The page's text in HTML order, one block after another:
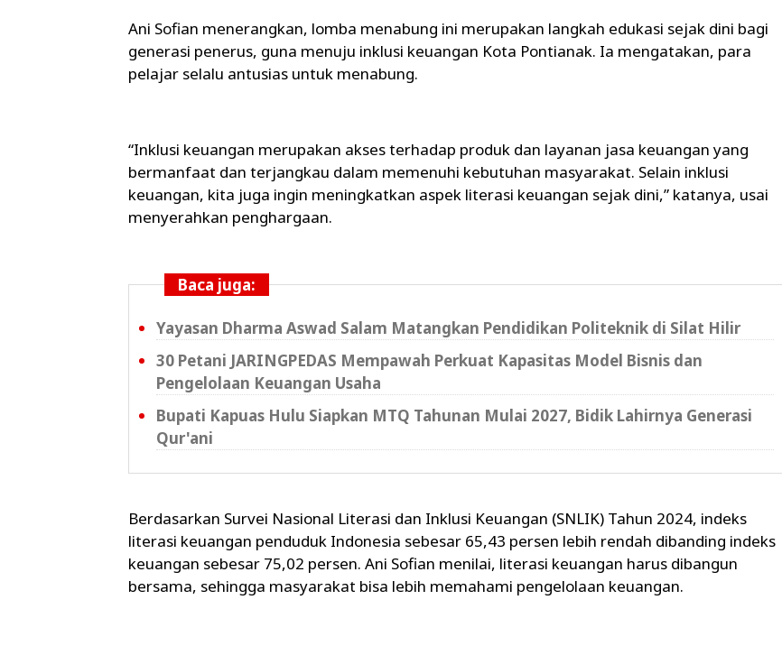
Ani Sofian menerangkan, lomba menabung ini merupakan langkah edukasi sejak dini bagi
generasi penerus, guna menuju inklusi keuangan Kota Pontianak. Ia mengatakan, para
pelajar selalu antusias untuk menabung.
“Inklusi keuangan merupakan akses terhadap produk dan layanan jasa keuangan yang
bermanfaat dan terjangkau dalam memenuhi kebutuhan masyarakat. Selain inklusi
keuangan, kita juga ingin meningkatkan aspek literasi keuangan sejak dini,” katanya, usai
menyerahkan penghargaan.
Baca juga:
Yayasan Dharma Aswad Salam Matangkan Pendidikan Politeknik di Silat Hilir
30 Petani JARINGPEDAS Mempawah Perkuat Kapasitas Model Bisnis dan
Pengelolaan Keuangan Usaha
Bupati Kapuas Hulu Siapkan MTQ Tahunan Mulai 2027, Bidik Lahirnya Generasi
Qur'ani
Berdasarkan Survei Nasional Literasi dan Inklusi Keuangan (SNLIK) Tahun 2024, indeks
literasi keuangan penduduk Indonesia sebesar 65,43 persen lebih rendah dibanding indeks
keuangan sebesar 75,02 persen. Ani Sofian menilai, literasi keuangan harus dibangun
bersama, sehingga masyarakat bisa lebih memahami pengelolaan keuangan.